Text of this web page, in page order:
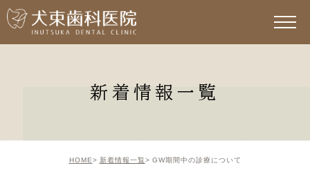
新着情報一覧
HOME 新着情報一覧 GW期間中の診療について